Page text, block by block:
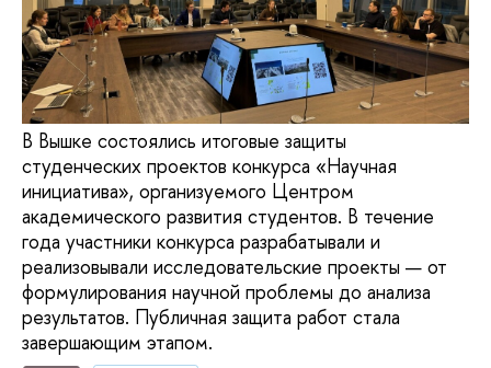
В Вышке состоялись итоговые защиты
студенческих проектов конкурса «Научная
инициатива», организуемого Центром
академического развития студентов. В течение
года участники конкурса разрабатывали и
реализовывали исследовательские проекты — от
формулирования научной проблемы до анализа
результатов. Публичная защита работ стала
завершающим этапом.